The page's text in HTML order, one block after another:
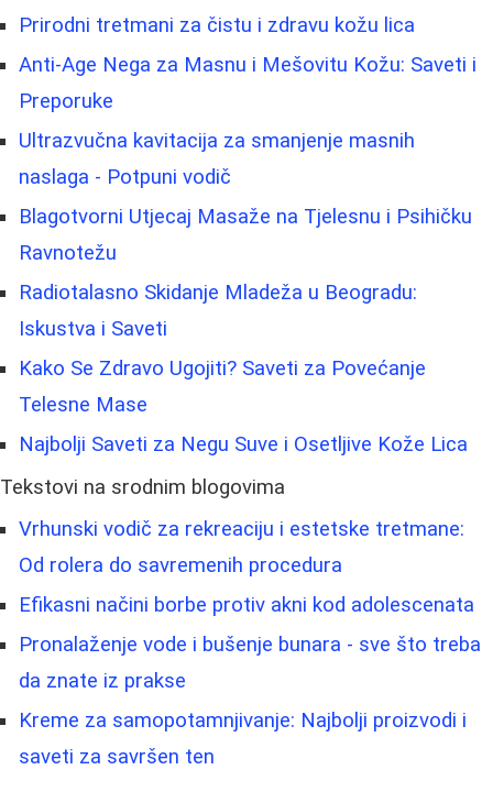
Prirodni tretmani za čistu i zdravu kožu lica
Anti-Age Nega za Masnu i Mešovitu Kožu: Saveti i
Preporuke
Ultrazvučna kavitacija za smanjenje masnih
naslaga - Potpuni vodič
Blagotvorni Utjecaj Masaže na Tjelesnu i Psihičku
Ravnotežu
Radiotalasno Skidanje Mladeža u Beogradu:
Iskustva i Saveti
Kako Se Zdravo Ugojiti? Saveti za Povećanje
Telesne Mase
Najbolji Saveti za Negu Suve i Osetljive Kože Lica
Tekstovi na srodnim blogovima
Vrhunski vodič za rekreaciju i estetske tretmane:
Od rolera do savremenih procedura
Efikasni načini borbe protiv akni kod adolescenata
Pronalaženje vode i bušenje bunara - sve što treba
da znate iz prakse
Kreme za samopotamnjivanje: Najbolji proizvodi i
saveti za savršen ten